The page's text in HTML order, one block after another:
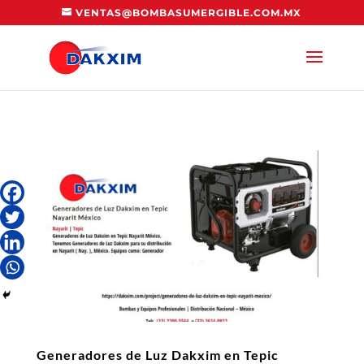
VENTAS@BOMBASUMERGIBLE.COM.MX
Generadores de Luz Dakxim en Tepic